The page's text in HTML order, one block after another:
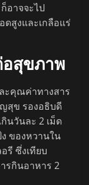
อาจจะไป
ดสูงและเกลือแร่
อสุขภาพ
ะคุณค่าทางสาร
สุข รองอธิบดี
นวันละ 2 เม็ด
ของหวานใน
รี ซึ่งเทียบ
รกินอาหาร 2